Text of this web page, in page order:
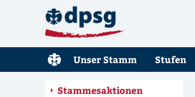
Unser Stamm Stufen
Stammesaktionen